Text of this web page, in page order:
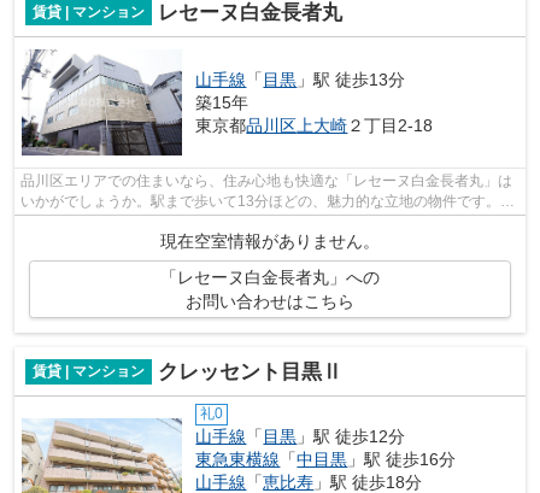
賃貸 | マンション レセーヌ白金長者丸
山手線 「目黒 」駅 徒歩13分
築15年
東京都品川区 上大崎２丁目2-18
品川区エリアでの住まいなら、住み心地も快適な「レセーヌ白金長者丸」は
いかがでしょうか。駅まで歩いて13分ほどの、魅力的な立地の物件です。マ
現在空室情報がありません。
「レセーヌ白金長者丸」への
お問い合わせはこちら
賃貸 | マンション クレッセント目黒Ⅱ
礼0
山手線 「 目黒 」駅 徒歩12分
東急東横線 「中目黒 」駅 徒歩16分
山手線 「恵比寿 」駅 徒歩18分